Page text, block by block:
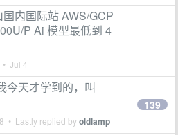
内国际站 AWS/GCP
P Ai 模型最低到 4
• Jul 4
今天才学到的，叫
• Lastly replied byoldlamp
139